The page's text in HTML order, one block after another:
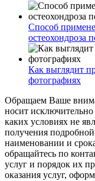
Способ
остеохондроза
Как выглядит
фотографиях
Обращаем Ваше
носит
каких условиях не
получения
наименовании и
обращайтесь по
услуг и порядок их
оказания услуг,